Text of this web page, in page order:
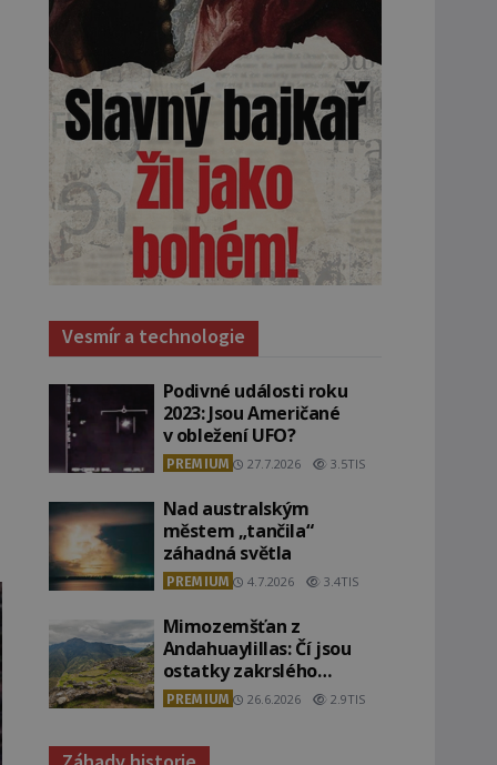
Vesmír a technologie
Podivné události roku
2023: Jsou Američané
v obležení UFO?
PREMIUM 27.7.2026 3.5TIS
Nad australským
městem „tančila“
záhadná světla
PREMIUM 4.7.2026 3.4TIS
Mimozemšťan z
Andahuaylillas: Čí jsou
ostatky zakrslého
stvoření s ohromnou
lebkou?
PREMIUM 26.6.2026 2.9TIS